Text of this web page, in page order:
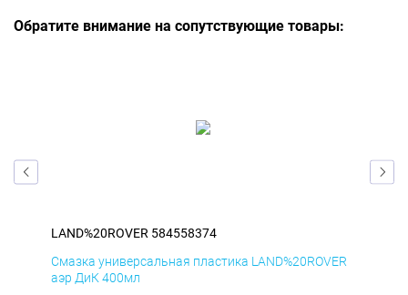
Обратите внимание на сопутствующие товары:
LAND%20ROVER 584558374
Смазка универсальная пластика LAND%20ROVER
аэр ДиК 400мл